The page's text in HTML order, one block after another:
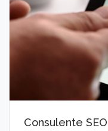
Consulente